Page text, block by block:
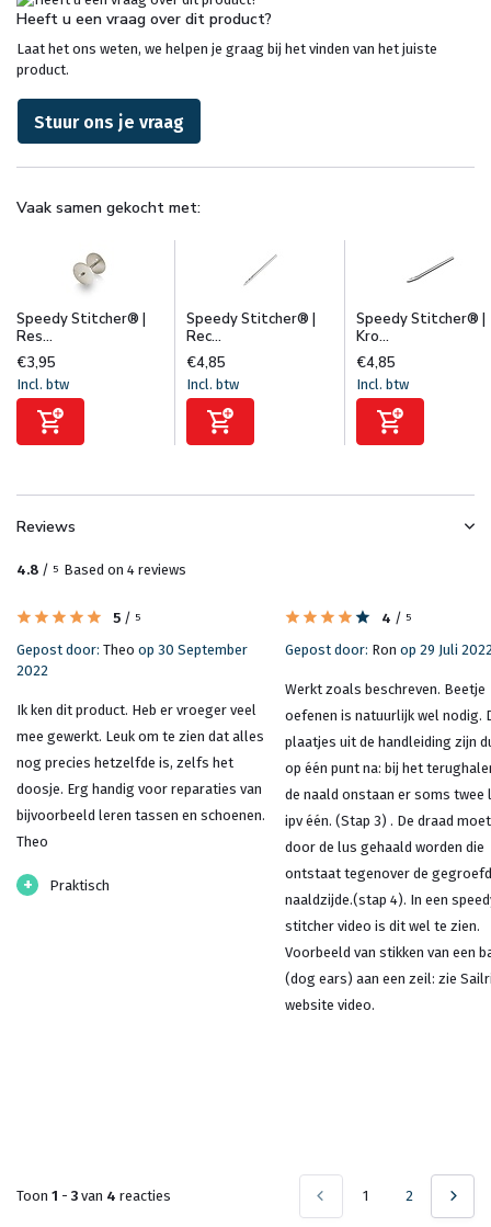
Heeft u een vraag over dit product?
Laat het ons weten, we helpen je graag bij het vinden van het juiste
product.
Stuur ons je vraag
Vaak samen gekocht met:
Speedy Stitcher® |
Res...
€3,95
Incl. btw
Speedy Stitcher® |
Rec...
€4,85
Incl. btw
Speedy Stitcher® |
Kro...
€4,85
Incl. btw
Reviews
4.8 / 5 Based on 4 reviews
5 / 5
Gepost door: Theo op 30 September
2022
Ik ken dit product. Heb er vroeger veel
mee gewerkt. Leuk om te zien dat alles
nog precies hetzelfde is, zelfs het
doosje. Erg handig voor reparaties van
bijvoorbeeld leren tassen en schoenen.
Theo
+ Praktisch
4 / 5
Gepost door: Ron op 29 Juli
Werkt zoals beschreven. Beetje
oefenen is natuurlijk wel nodig.
plaatjes uit de handleiding zijn
op één punt na: bij het
de naald onstaan er soms twee
ipv één. (Stap 3) . De draad
door de lus gehaald worden die
ontstaat tegenover de
naaldzijde.(stap 4). In een
stitcher video is dit wel te zien.
Voorbeeld van stikken van een
(dog ears) aan een zeil: zie
website video.
Toon 1 - 3 van 4 reacties 1 2